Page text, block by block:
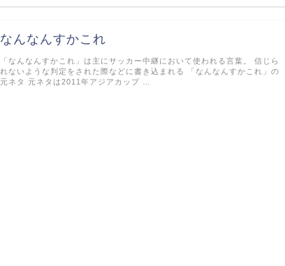
なんなんすかこれ
「なんなんすかこれ」は主にサッカー中継において使われる言葉。 信じら
れないような判定をされた際などに書き込まれる 「なんなんすかこれ」の
元ネタ 元ネタは2011年アジアカップ …